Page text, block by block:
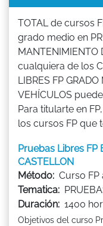
TOTAL de cursos
grado medio en
MANTENIMIENTO
cualquiera de los
LIBRES FP
VEHÍCULOS
Para titularte en
los cursos FP que
Pruebas Libres FP
CASTELLON
Método: Curso FP
Tematica:
Duración: 1400
Objetivos del curso